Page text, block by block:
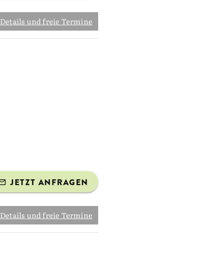
Details und freie Termine
JETZT ANFRAGEN
Details und freie Termine